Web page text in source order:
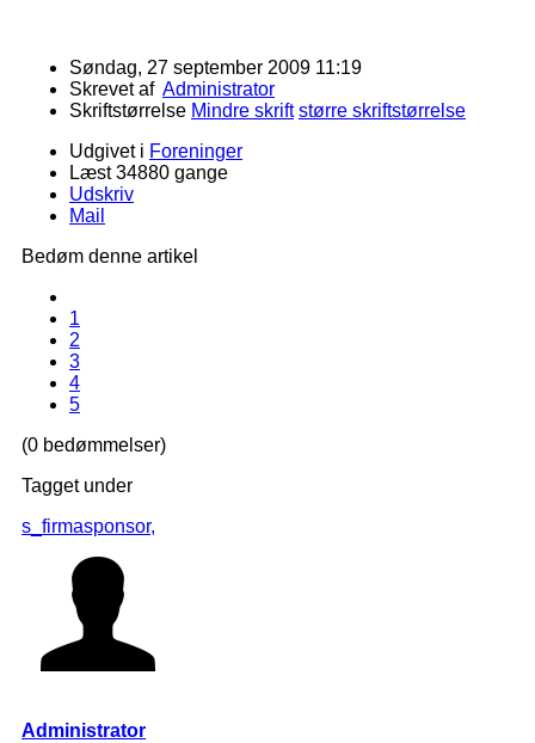
Søndag, 27 september 2009 11:19
Skrevet af Administrator
Skriftstørrelse Mindre skrift større skriftstørrelse
Udgivet i Foreninger
Læst 34880 gange
Udskriv
Mail
Bedøm denne artikel
1
2
3
4
5
(0 bedømmelser)
Tagget under
s_firmasponsor,
Administrator